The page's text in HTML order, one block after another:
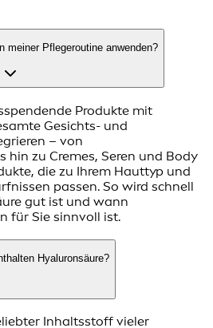
meiner Pflegeroutine anwenden?
Produkte mit
Gesichts- und
– von
hin zu Cremes, Seren und Body
die zu Ihrem Hauttyp und
passen. So wird schnell
gut ist und wann
für Sie sinnvoll ist.
Hyaluronsäure?
Inhaltsstoff vieler